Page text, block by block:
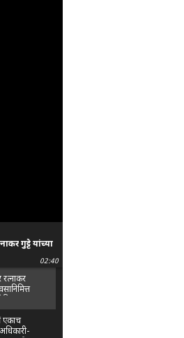
गुट्टे यांच्या
तालुक्यात02:40
एकाच